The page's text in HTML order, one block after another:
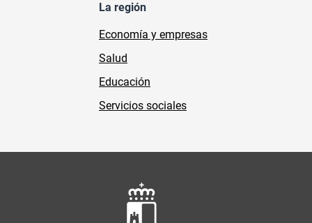
La región
Economía y empresas
Salud
Educación
Servicios sociales